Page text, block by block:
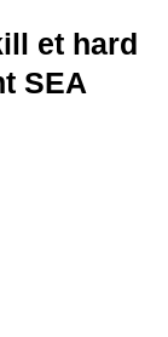
et hard
SEA